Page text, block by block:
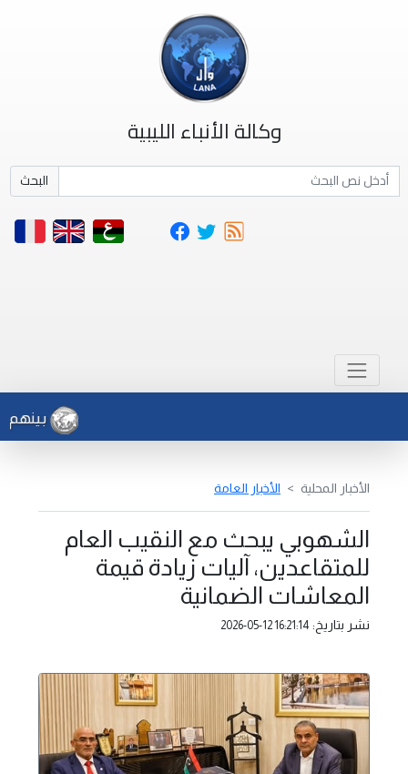
وكالة الأنباء الليبية
البحث
بينهم
الأخبار المحلية الأخبار العامة
الشهوبي يبحث مع النقيب العام
للمتقاعدين، آليات زيادة قيمة
المعاشات الضمانية
نشر بتاريخ: 2026-05-12 16:21:14